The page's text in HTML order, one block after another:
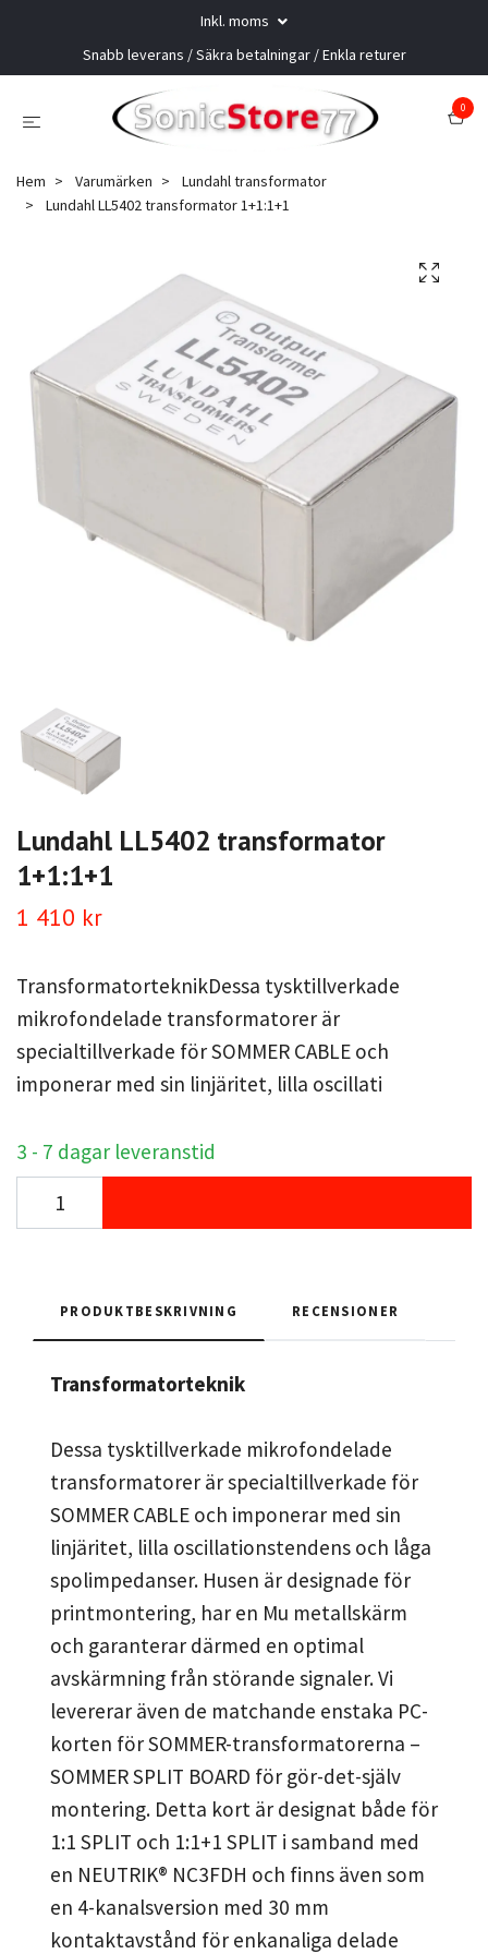
Inkl. moms
Snabb leverans / Säkra betalningar / Enkla returer
0
Hem Varumärken
Lundahl transformator
Lundahl LL5402 transformator 1+1:1+1
Lundahl LL5402 transformator
1+1:1+1
1 410 kr
TransformatorteknikDessa tysktillverkade
mikrofondelade transformatorer är
specialtillverkade för SOMMER CABLE och
imponerar med sin linjäritet, lilla oscillati
3 - 7 dagar leveranstid
PRODUKTBESKRIVNING RECENSIONER
Transformatorteknik
Dessa tysktillverkade mikrofondelade
transformatorer är specialtillverkade för
SOMMER CABLE och imponerar med sin
linjäritet, lilla oscillationstendens och låga
spolimpedanser. Husen är designade för
printmontering, har en Mu metallskärm
och garanterar därmed en optimal
avskärmning från störande signaler. Vi
levererar även de matchande enstaka PC-
korten för SOMMER-transformatorerna –
SOMMER SPLIT BOARD för gör-det-själv
montering. Detta kort är designat både för
1:1 SPLIT och 1:1+1 SPLIT i samband med
en NEUTRIK® NC3FDH och finns även som
en 4-kanalsversion med 30 mm
kontaktavstånd för enkanaliga delade